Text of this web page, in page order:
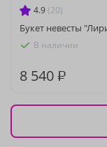
4.9 (20)
Букет невесты
В наличии
8 540 ₽